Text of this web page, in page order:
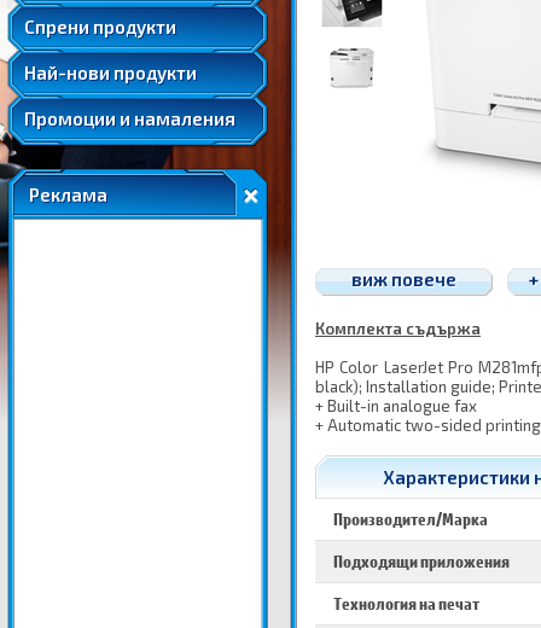
Спрени продукти
Удължени и допълнителни гаранции
Най-нови продукти
Промоции и намаления
Реклама
виж повече
Комплекта съдържа
HP Color LaserJet Pro
black); Installation guide;
+ Built-in analogue fax
+ Automatic two-sided
Характеристики
Производител/Марка
Подходящи приложения
Технология на печат